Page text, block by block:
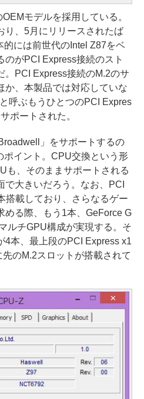
モデルを採用している。
り、5月にリリースされたば
には前世代のIntel Z87をベ
のがPCI Express接続のスト
。PCI Express接続のM.2のサ
か、本製品では対応していな
呼ぶもうひとつのPCI Expres
ポートされた。
」をサポートするの
ポイント。CPU交換という形
も、そのままサポートされる
で大きいだろう。なお、PCI
搭載しており、さらなるゲー
める際、もう1本、GeForce G
ルチGPU構成が実現する。そ
4本、最上段のPCI Express x1
のM.2スロットが搭載されて